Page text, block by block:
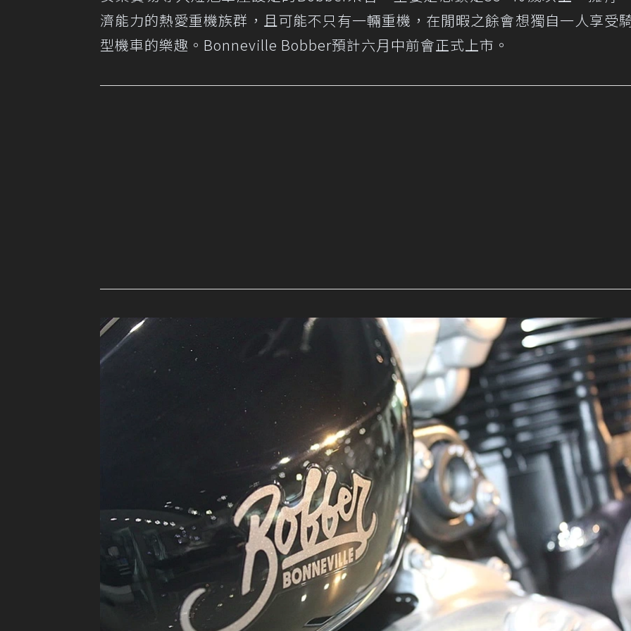
濟能力的熱愛重機族群，且可能不只有一輛重機，在閒暇之餘會想獨自一人享受
型機車的樂趣。Bonneville Bobber預計六月中前會正式上市。